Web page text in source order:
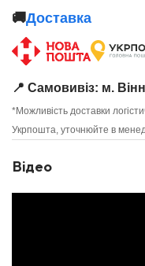
🚚Доставка
📍 Самовивіз: м.
*Можливість доставки
Укрпошта, уточнюйте в
Відео